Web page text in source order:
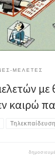
καταθέτουν
[…]
ΜΕΛΈΤΕΣ
με
καιρώ
Τηλεκπαίδευση